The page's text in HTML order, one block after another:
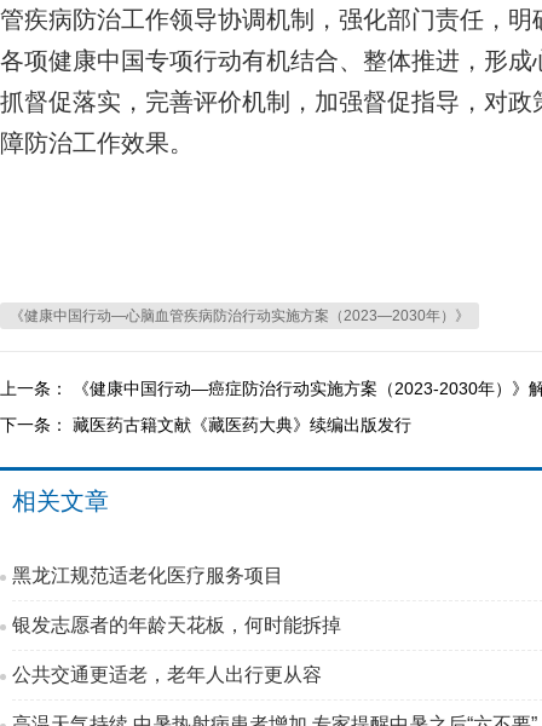
管疾病防治工作领导协调机制，强化部门责任，
各项健康中国专项行动有机结合、整体推进，形
抓督促落实，完善评价机制，加强督促指导，对
障防治工作效果。
《健康中国行动—心脑血管疾病防治行动实施方案（2023—2030年）》
上一条：
《健康中国行动—癌症防治行动实施方案（2023-2030年）》
下一条： 藏医药古籍文献《藏医药大典》续编出版发行
相关文章
黑龙江规范适老化医疗服务项目
银发志愿者的年龄天花板，何时能拆掉
公共交通更适老，老年人出行更从容